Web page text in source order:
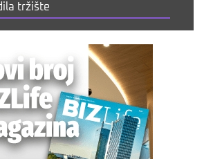
tržište